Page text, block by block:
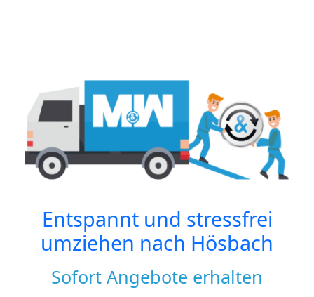
Entspannt und stressfrei
umziehen nach Hösbach
Sofort Angebote erhalten